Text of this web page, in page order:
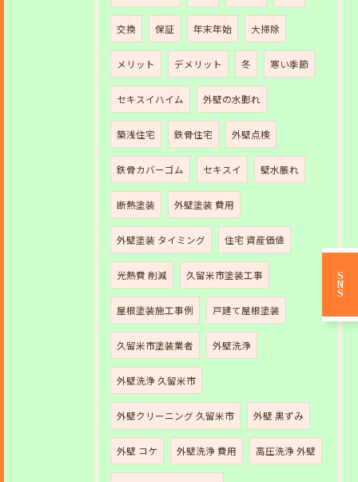
交換 保証 年末年始 大掃除
メリット デメリット 冬 寒い季節
セキスイハイム 外壁の水膨れ
築浅住宅 鉄骨住宅 外壁点検
鉄骨カバーゴム セキスイ 壁水脹れ
断熱塗装 外壁塗装 費用
外壁塗装 タイミング 住宅 資産価値
光熱費 削減 久留米市塗装工事
屋根塗装施工事例 戸建て屋根塗装
久留米市塗装業者 外壁洗浄
外壁洗浄 久留米市
外壁クリーニング 久留米市 外壁 黒ずみ
外壁 コケ 外壁洗浄 費用 高圧洗浄 外壁
SNS